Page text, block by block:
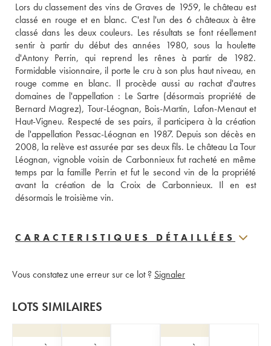
Lors du classement des vins de Graves de 1959, le château est
classé en rouge et en blanc. C'est l'un des 6 châteaux à être
classé dans les deux couleurs. Les résultats se font réellement
sentir à partir du début des années 1980, sous la houlette
d'Antony Perrin, qui reprend les rênes à partir de 1982.
Formidable visionnaire, il porte le cru à son plus haut niveau, en
rouge comme en blanc. Il procède aussi au rachat d'autres
domaines de l'appellation : Le Sartre (désormais propriété de
Bernard Magrez), Tour-Léognan, Bois-Martin, Lafon-Menaut et
Haut-Vigneu. Respecté de ses pairs, il participera à la création
de l'appellation Pessac-Léognan en 1987. Depuis son décès en
2008, la relève est assurée par ses deux fils. Le château La Tour
Léognan, vignoble voisin de Carbonnieux fut racheté en même
temps par la famille Perrin et fut le second vin de la propriété
avant la création de la Croix de Carbonnieux. Il en est
désormais le troisième vin.
CARACTERISTIQUES DÉTAILLÉES
Vous constatez une erreur sur ce lot ? Signaler
LOTS SIMILAIRES